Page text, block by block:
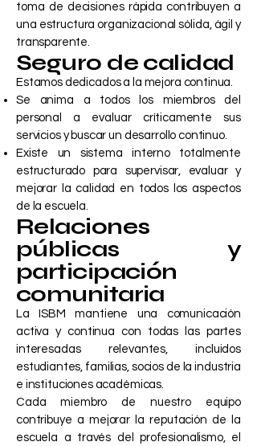
toma de decisiones rápida contribuyen a
una estructura organizacional sólida, ágil y
transparente.
Seguro de calidad
Estamos dedicados a la mejora continua.
Se anima a todos los miembros del
personal a evaluar críticamente sus
servicios y buscar un desarrollo continuo.
Existe un sistema interno totalmente
estructurado para supervisar, evaluar y
mejorar la calidad en todos los aspectos
de la escuela.
Relaciones
públicas y
participación
comunitaria
La ISBM mantiene una comunicación
activa y continua con todas las partes
interesadas relevantes, incluidos
estudiantes, familias, socios de la industria
e instituciones académicas.
Cada miembro de nuestro equipo
contribuye a mejorar la reputación de la
escuela a través del profesionalismo, el